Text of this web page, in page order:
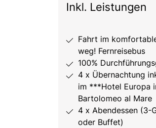
Inkl. Leistungen
Fahrt im
weg! Fernreisebus
100%
4 x Übernachtung
im ***Hotel Europa
Bartolomeo al Mare
4 x Abendessen (3-
oder Buffet)